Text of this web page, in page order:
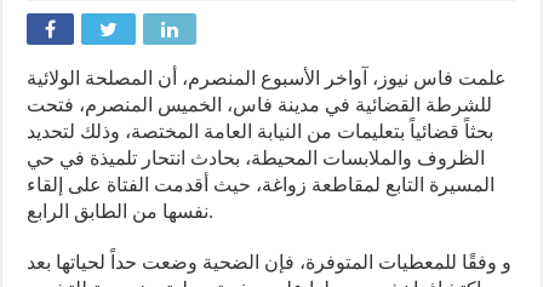
علمت فاس نيوز، آواخر الأسبوع المنصرم، أن المصلحة الولائية
للشرطة القضائية في مدينة فاس، الخميس المنصرم، فتحت
بحثاً قضائياً بتعليمات من النيابة العامة المختصة، وذلك لتحديد
الظروف والملابسات المحيطة، بحادث انتحار تلميذة في حي
المسيرة التابع لمقاطعة زواغة، حيث أقدمت الفتاة على إلقاء
نفسها من الطابق الرابع.
و وفقًا للمعطيات المتوفرة، فإن الضحية وضعت حداً لحياتها بعد